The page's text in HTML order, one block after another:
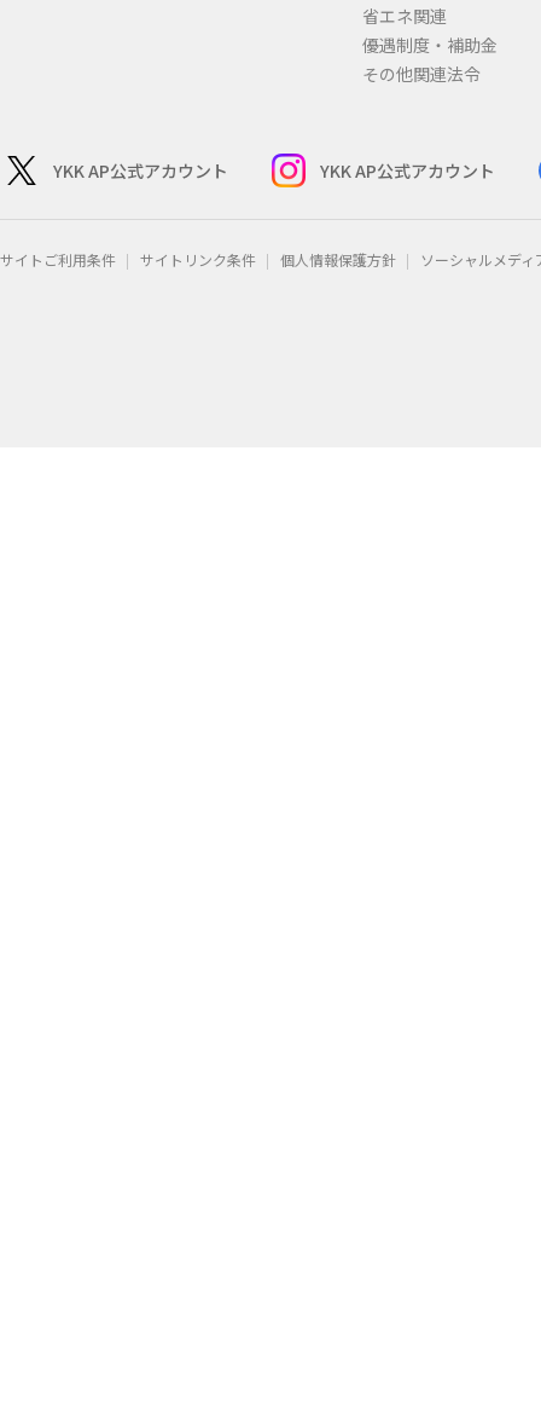
省エネ関連
優遇制度・補助金
その他関連法令
YKK AP公式アカウント YKK AP公式アカウント
サイトご利用条件 サイトリンク条件 個人情報保護方針 ソーシャルメデ